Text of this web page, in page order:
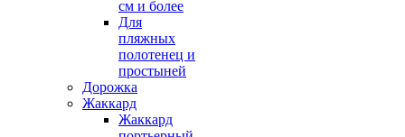
см и более
Для
пляжных
полотенец и
простыней
Дорожка
Жаккард
Жаккард